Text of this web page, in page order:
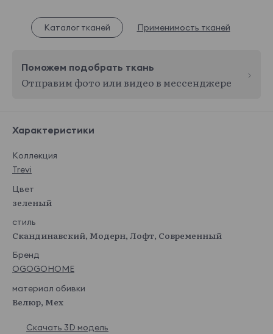
Каталог тканей Применимость тканей
Поможем подобрать ткань
Отправим фото или видео в мессенджере
Характеристики
Коллекция
Trevi
Цвет
зеленый
стиль
Скандинавский, Модерн, Лофт, Современный
Бренд
OGOGOHOME
материал обивки
Велюр, Мех
Скачать 3D модель